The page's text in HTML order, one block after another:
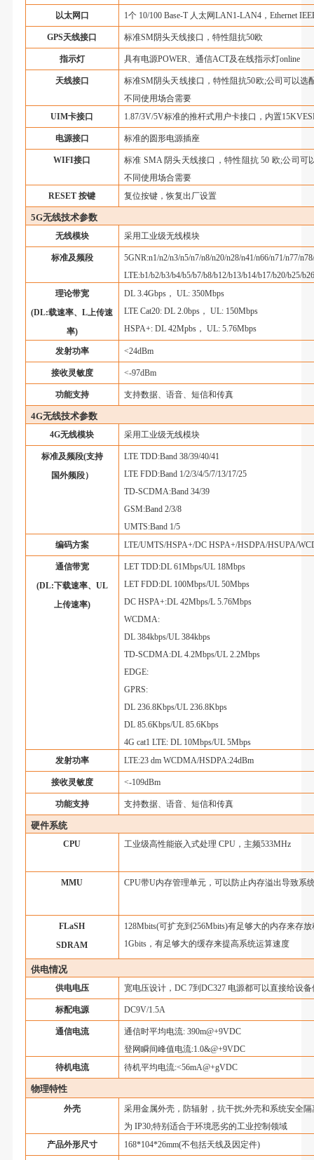
以太网口 1个 10/100 Base-T 人太网LAN1-LAN4，Ethernet
GPS天线接口 标准SM阴头天线接口，特性阻抗50欧
指示灯 具有电源POWER、通信ACT及在线指示灯online
天线接口 标准SM阴头天线接口，特性阻抗50欧;公司可以
不同使用场合需要
UIM卡接口
1.87/3V/5V标准的推杆式用户卡接口，内置
电源接口 标准的圆形电源插座
WIFI接口 标准 SMA 阴头天线接口，特性阻抗 50 欧;公司可
不同使用场合需要
RESET 按键
复位按键，恢复出厂设置
5G无线技术参数
无线模块 采用工业级无线模块
标准及频段
5GNR:n1/n2/n3/n5/n7/n8/n20/n28/n41/n66/n71/n77/
LTE:b1/b2/b3/b4/b5/b7/b8/b12/b13/b14/b17/b20/b25/
理论带宽
(DL:载速率、L上传速
率)
DL 3.4Gbps， UL: 350Mbps
LTE Cat20: DL 2.0bps， UL: 150Mbps
HSPA+: DL 42Mpbs， UL: 5.76Mbps
发射功率 <24dBm
接收灵敏度 <-97dBm
功能支持 支持数据、语音、短信和传真
4G无线技术参数
4G无线模块 采用工业级无线模块
标准及频段(支持
国外频段）
LTE TDD:Band 38/39/40/41
LTE FDD:Band 1/2/3/4/5/7/13/17/25
TD-SCDMA:Band 34/39
GSM:Band 2/3/8
UMTS:Band 1/5
编码方案
LTE/UMTS/HSPA+/DC HSPA+/HSDPA/HSUPA/
通信带宽
(DL:下载速率、UL
上传速率)
LET TDD:DL 61Mbps/UL 18Mbps
LET FDD:DL 100Mbps/UL 50Mbps
DC HSPA+:DL 42Mbps/L 5.76Mbps
WCDMA:
DL 384kbps/UL 384kbps
TD-SCDMA:DL 4.2Mbps/UL 2.2Mbps
EDGE:
GPRS:
DL 236.8Kbps/UL 236.8Kbps
DL 85.6Kbps/UL 85.6Kbps
4G cat1 LTE: DL 10Mbps/UL 5Mbps
发射功率
LTE:23 dm WCDMA/HSDPA:24dBm
接收灵敏度 <-109dBm
功能支持 支持数据、语音、短信和传真
硬件系统
CPU 工业级高性能嵌入式处理 CPU，主频533MHz
MMU CPU带U内存管理单元，可以防止内存溢出导致系
FLaSH
SDRAM
128Mbits(可扩充到256Mbits)有足够大的内存来存
1Gbits，有足够大的缓存来提高系统运算速度
供电情况
供电电压 宽电压设计， DC 7到DC327 电源都可以直接给设
标配电源 DC9V/1.5A
通信电流 通信时平均电流: 390m@+9VDC
登网瞬间峰值电流:1.0&@+9VDC
待机电流
待机平均电流:<56mA@+gVDC
物理特性
外壳 采用金属外壳，防辐射，抗干扰;外壳和系统安全
为 IP30;特别适合于环境恶劣的工业控制领域
产品外形尺寸
168*104*26mm(不包括天线及因定件)